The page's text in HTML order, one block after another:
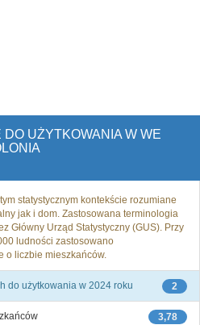
UŻYTKOWANIA W WE
statystycznym kontekście rozumiane
jak i dom. Zastosowana terminologia
Główny Urząd Statystyczny (GUS). Przy
ludności zastosowano
o liczbie mieszkańców.
2
do użytkowania w 2024 roku
3,78